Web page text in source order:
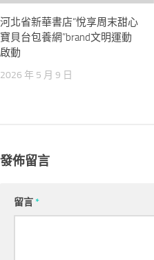
河北省新華書店“悅享周末甜心
寶貝台包養網”brand文明運動
啟動
2026 年 5 月 9 日
發佈留言
留言*